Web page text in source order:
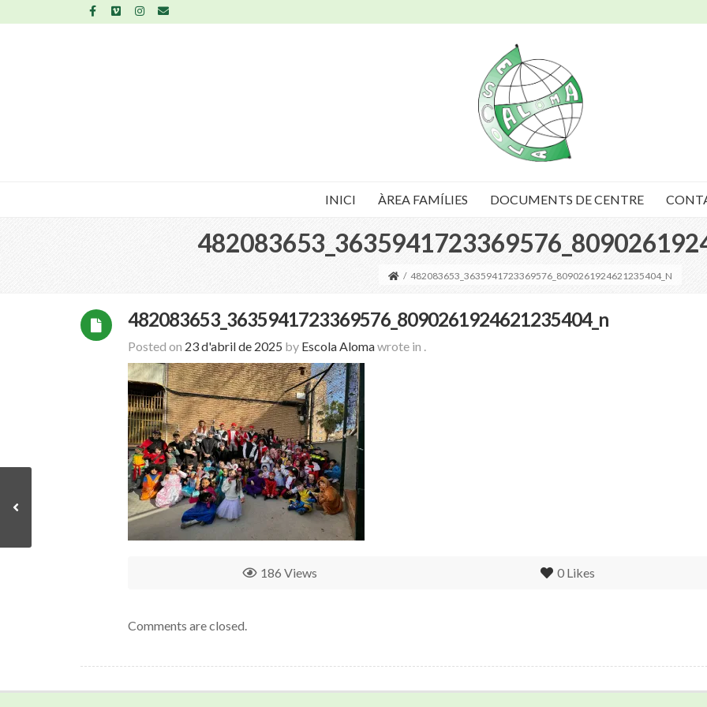
INICI ÀREA FAMÍLIES DOCUMENTS DE CENTRE
/ 482083653_3635941723369576_8090261924621235404_N
482083653_3635941723369576_8090261924621235404_n
Posted on 23 d'abril de 2025 by Escola Alomawrote in .
0 Likes
186 Views
Comments are closed.